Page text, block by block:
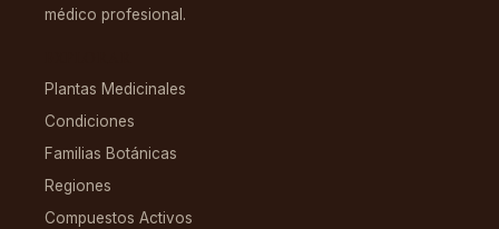
médico profesional.
Plantas Medicinales
Condiciones
Familias Botánicas
Regiones
Compuestos Activos